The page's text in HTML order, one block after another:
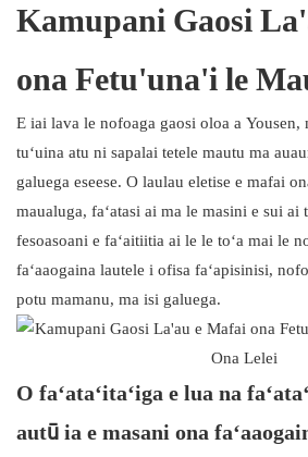
Kamupani Gaosi
ona Fetu'una'i le
E iai lava le nofoaga gaosi oloa a Yousen,
tuʻuina atu ni sapalai tetele mautu ma
galuega eseese. O laulau eletise e mafai
maualuga, faʻatasi ai ma le masini e sui ai
fesoasoani e faʻaitiitia ai le le toʻa mai le
faʻaaogaina lautele i ofisa faʻapisinisi,
potu mamanu, ma isi galuega.
O faʻataʻitaʻiga e lua na
autū ia e masani ona